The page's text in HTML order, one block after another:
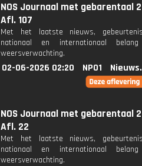
NOS Journaal met gebarentaal
Afl. 107
Met het laatste nieuws,
nationaal en internationaal
weersverwachting.
02-06-2026 02:20 NPO1
NOS Journaal met gebarentaal
Afl. 22
Met het laatste nieuws,
nationaal en internationaal
weersverwachting.